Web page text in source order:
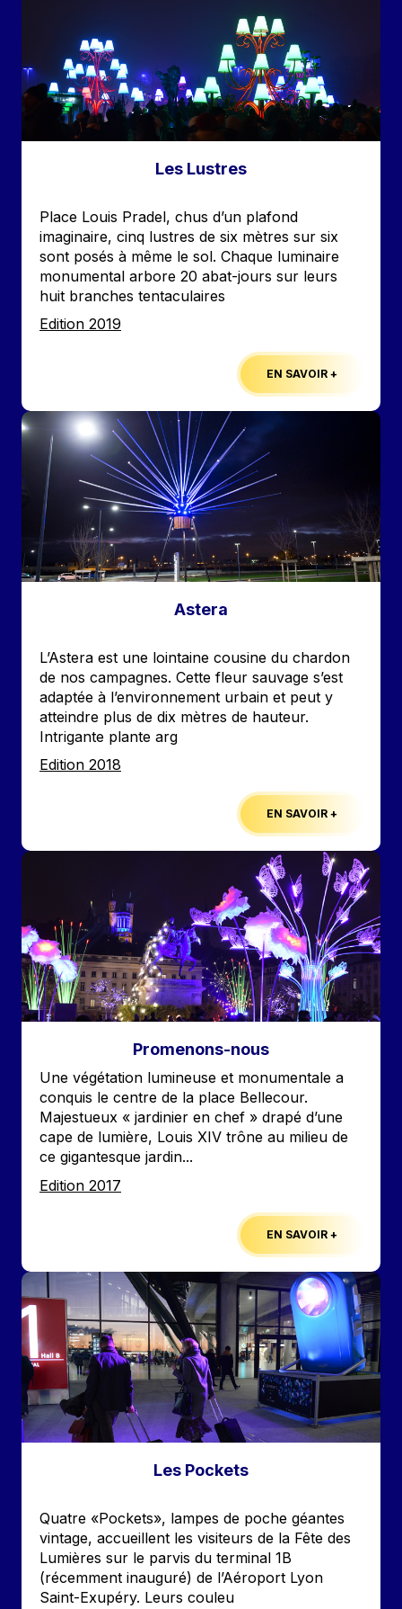
Les Lustres
Place Louis Pradel, chus d’un plafond
imaginaire, cinq lustres de six mètres sur six
sont posés à même le sol. Chaque luminaire
monumental arbore 20 abat-jours sur leurs
huit branches tentaculaires
Edition
Edition 2019
EN SAVOIR +
Image
Astera
L’Astera est une lointaine cousine du chardon
de nos campagnes. Cette fleur sauvage s’est
adaptée à l’environnement urbain et peut y
atteindre plus de dix mètres de hauteur.
Intrigante plante arg
Edition
Edition 2018
EN SAVOIR +
Image
Promenons-nous
Accroche
Une végétation lumineuse et monumentale a
conquis le centre de la place Bellecour.
Majestueux « jardinier en chef » drapé d’une
cape de lumière, Louis XIV trône au milieu de
ce gigantesque jardin...
Edition
Edition 2017
EN SAVOIR +
Image
Les Pockets
Quatre «Pockets», lampes de poche géantes
vintage, accueillent les visiteurs de la Fête des
Lumières sur le parvis du terminal 1B
(récemment inauguré) de l’Aéroport Lyon
Saint-Exupéry. Leurs couleu